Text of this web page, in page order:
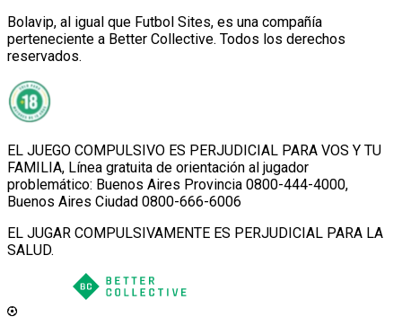
Bolavip, al igual que Futbol Sites, es una compañía
perteneciente a Better Collective. Todos los derechos
reservados.
EL JUEGO COMPULSIVO ES PERJUDICIAL PARA VOS Y TU
FAMILIA, Línea gratuita de orientación al jugador
problemático: Buenos Aires Provincia 0800-444-4000,
Buenos Aires Ciudad 0800-666-6006
EL JUGAR COMPULSIVAMENTE ES PERJUDICIAL PARA LA
SALUD.